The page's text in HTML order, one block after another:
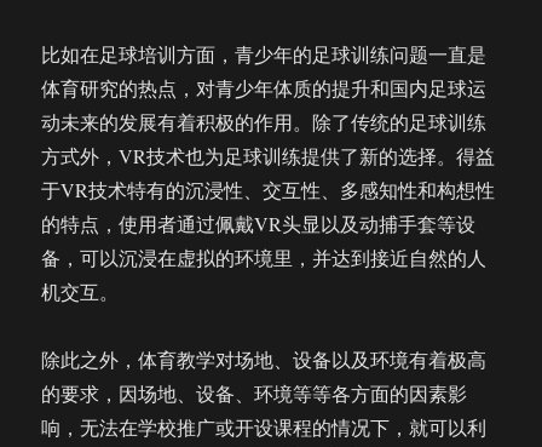
比如在足球培训方面，青少年的足球训练问题一直是
体育研究的热点，对青少年体质的提升和国内足球运
动未来的发展有着积极的作用。除了传统的足球训练
方式外，VR技术也为足球训练提供了新的选择。得益
于VR技术特有的沉浸性、交互性、多感知性和构想性
的特点，使用者通过佩戴VR头显以及动捕手套等设
备，可以沉浸在虚拟的环境里，并达到接近自然的人
机交互。
除此之外，体育教学对场地、设备以及环境有着极高
的要求，因场地、设备、环境等等各方面的因素影
响，无法在学校推广或开设课程的情况下，就可以利